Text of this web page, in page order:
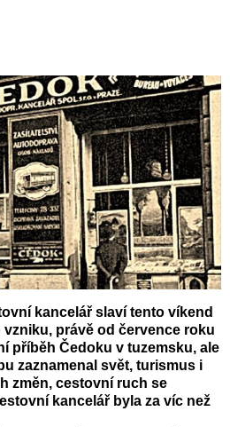
kancelář slaví tento víkend
právě od července roku
příběh Čedoku v tuzemsku, ale
zaznamenal svět, turismus i
změn, cestovní ruch se
kancelář byla za víc než